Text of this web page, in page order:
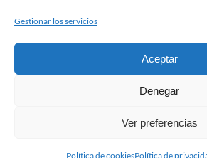
Gestionar los servicios
Aceptar
Denegar
Ver preferencias
Política de cookiesPolítica de
2026 Todos los derechos reservados ©
Condiciones de
Aviso legal